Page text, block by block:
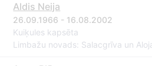
Aldis Neija
26.09.1966 - 16.08.2002
Kuiķules kapsēta
Limbažu novads: Salacgrīva un